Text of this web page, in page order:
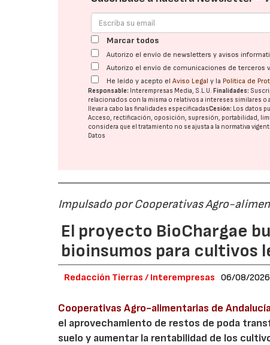
Marcar todos
Autorizo el envío de newsletters y avisos
Autorizo el envío de comunicaciones de terceros
He leído y acepto elAviso Legal y la Política de
Responsable: Interempresas Media, S.L.U. Finalidades:
relacionados con la misma o relativos a intereses similares o
llevar a cabo las finalidades especificadasCesión: Los datos
Acceso, rectificación, oposición, supresión, portabilidad,
considera que el tratamiento no se ajusta a la normativa
Datos
Impulsado por Cooperativas Agro-
El proyecto BioChargae
bioinsumos para cultivos
Redacción Tierras / Interempresas 06/08/2026
Cooperativas Agro-alimentarias de
el aprovechamiento de restos de poda
suelo y aumentar la rentabilidad de los